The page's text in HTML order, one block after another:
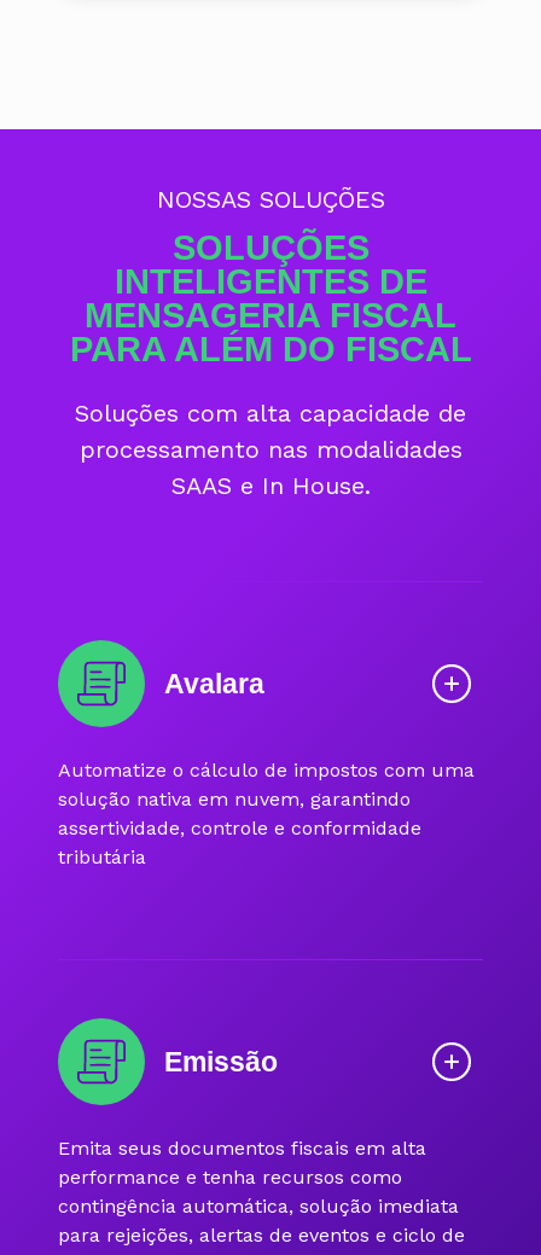
NOSSAS SOLUÇÕES
SOLUÇÕES
INTELIGENTES DE
MENSAGERIA FISCAL
PARA ALÉM DO FISCAL
Soluções com alta capacidade de
processamento nas modalidades
SAAS e In House.
Avalara
Automatize o cálculo de impostos com uma
solução nativa em nuvem, garantindo
assertividade, controle e conformidade
tributária
Emissão
Emita seus documentos fiscais em alta
performance e tenha recursos como
contingência automática, solução imediata
para rejeições, alertas de eventos e ciclo de